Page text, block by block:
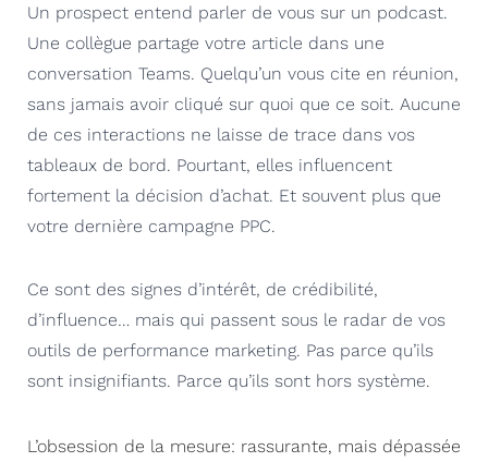
Un prospect entend parler de vous sur un podcast.
Une collègue partage votre article dans une
conversation Teams. Quelqu’un vous cite en réunion,
sans jamais avoir cliqué sur quoi que ce soit. Aucune
de ces interactions ne laisse de trace dans vos
tableaux de bord. Pourtant, elles influencent
fortement la décision d’achat. Et souvent plus que
votre dernière campagne PPC.
Ce sont des signes d’intérêt, de crédibilité,
d’influence… mais qui passent sous le radar de vos
outils de performance marketing. Pas parce qu’ils
sont insignifiants. Parce qu’ils sont hors système.
L’obsession de la mesure: rassurante, mais dépassée